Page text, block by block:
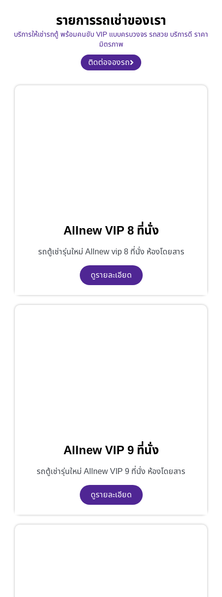
รายการรถเช่าของเรา
บริการให้เช่ารถตู้ พร้อมคนขับ VIP แบบครบวงจร รถสวย บริการดี ราคา
มิตรภาพ
ติดต่อจองรถ
Allnew VIP 8 ที่นั่ง
รถตู้เช่ารุ่นใหม่ Allnew vip 8 ที่นั่ง ห้องโดยสาร
ดูรายละเอียด
Allnew VIP 9 ที่นั่ง
รถตู้เช่ารุ่นใหม่ Allnew VIP 9 ที่นั่ง ห้องโดยสาร
ดูรายละเอียด